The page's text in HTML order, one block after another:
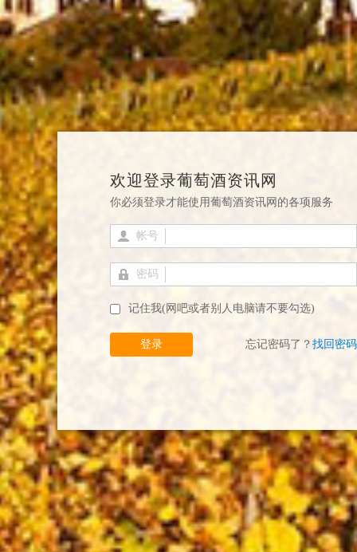
欢迎登录葡萄酒资讯网
你必须登录才能使用葡萄酒资讯网的各项服务
帐号
密码
记住我(网吧或者别人电脑请不要勾选)
登录 忘记密码了？ 找回密码